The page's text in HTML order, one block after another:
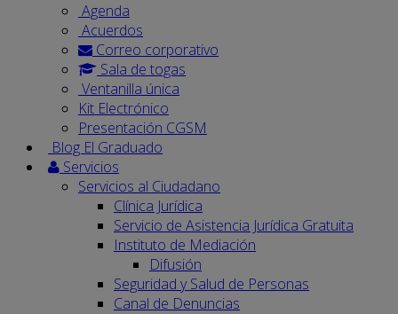
Agenda
Acuerdos
Correo corporativo
Sala de togas
Ventanilla única
Kit Electrónico
Presentación CGSM
Blog El Graduado
Servicios
Servicios al Ciudadano
Clínica Jurídica
Servicio de Asistencia Jurídica Gratuita
Instituto de Mediación
Difusión
Seguridad y Salud de Personas
Canal de Denuncias